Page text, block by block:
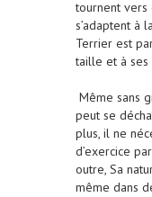
tournent vers
s’adaptent à
Terrier est
taille et à ses
Même sans
peut se
plus, il ne
d’exercice
outre, Sa
même dans